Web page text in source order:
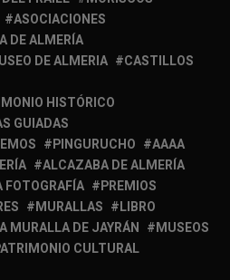
ASOCIACIONES
DE ALMERÍA
DE ALMERIA
CASTILLOS
HISTÓRICO
GUIADAS
PINGURUCHO
AAAA
ALCAZABA DE ALMERÍA
FOTOGRAFÍA
PREMIOS
MURALLAS
LIBRO
MURALLA DE JAYRÁN
MUSEOS
CULTURAL